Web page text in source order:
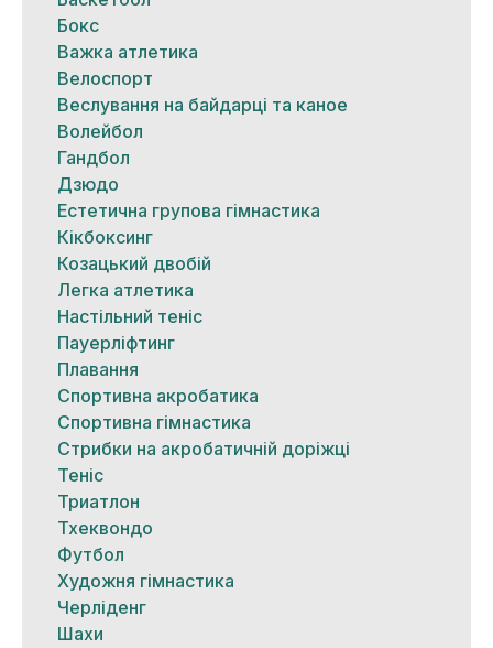
Бокс
Важка атлетика
Велоспорт
Веслування на байдарці та каное
Волейбол
Гандбол
Дзюдо
Естетична групова гімнастика
Кікбоксинг
Козацький двобій
Легка атлетика
Настільний теніс
Пауерліфтинг
Плавання
Спортивна акробатика
Спортивна гімнастика
Стрибки на акробатичній доріжці
Теніс
Триатлон
Тхеквондо
Футбол
Художня гімнастика
Черліденг
Шахи